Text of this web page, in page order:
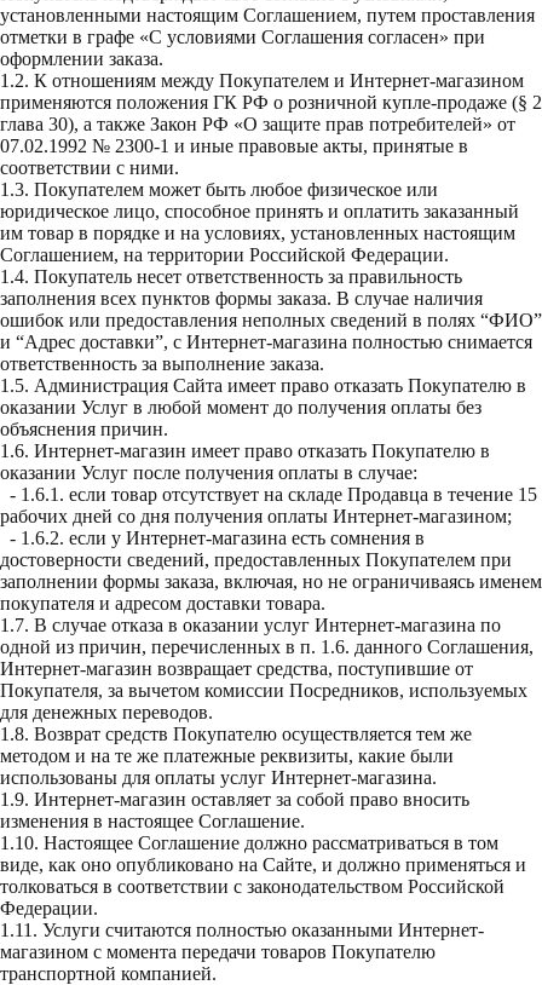
установленными настоящим Соглашением, путем проставления
отметки в графе «С условиями Соглашения согласен» при
оформлении заказа.
1.2. К отношениям между Покупателем и Интернет-магазином
применяются положения ГК РФ о розничной купле-продаже (§ 2
глава 30), а также Закон РФ «О защите прав потребителей» от
07.02.1992 № 2300-1 и иные правовые акты, принятые в
соответствии с ними.
1.3. Покупателем может быть любое физическое или
юридическое лицо, способное принять и оплатить заказанный
им товар в порядке и на условиях, установленныx настоящим
Соглашением, на территории Российской Федерации.
1.4. Покупатель несет ответственность за правильность
заполнения всех пунктов формы заказа. В случае наличия
ошибок или предоставления неполных сведений в полях “ФИО”
и “Адрес доставки”, с Интернет-магазина полностью снимается
ответственность за выполнение заказа.
1.5. Администрация Сайта имеет право отказать Покупателю в
оказании Услуг в любой момент до получения оплаты без
объяснения причин.
1.6. Интернет-магазин имеет право отказать Покупателю в
оказании Услуг после получения оплаты в случае:
- 1.6.1. если товар отсутствует на складе Продавца в течение 15
рабочих дней со дня получения оплаты Интернет-магазином;
- 1.6.2. если у Интернет-магазина есть сомнения в
достоверности сведений, предоставленных Покупателем при
заполнении формы заказа, включая, но не ограничиваясь именем
покупателя и адресом доставки товара.
1.7. В случае отказа в оказании услуг Интернет-магазина по
одной из причин, перечисленных в п. 1.6. данного Соглашения,
Интернет-магазин возвращает средства, поступившие от
Покупателя, за вычетом комиссии Посредников, используемых
для денежных переводов.
1.8. Возврат средств Покупателю осуществляется тем же
методом и на те же платежные реквизиты, какие были
использованы для оплаты услуг Интернет-магазина.
1.9. Интернет-магазин оставляет за собой право вносить
изменения в настоящее Соглашение.
1.10. Настоящее Соглашение должно рассматриваться в том
виде, как оно опубликовано на Сайте, и должно применяться и
толковаться в соответствии с законодательством Российской
Федерации.
1.11. Услуги считаются полностью оказанными Интернет-
магазином с момента передачи товаров Покупателю
транспортной компанией.